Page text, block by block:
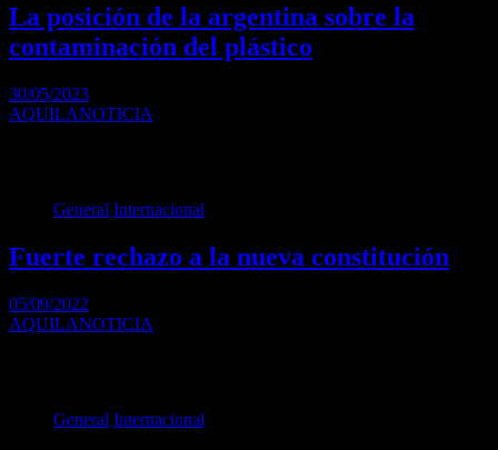
La posición de la argentina sobre la
contaminación del plástico
30/05/2023
AQUILANOTICIA
General Internacional
Fuerte rechazo a la nueva constitución
05/09/2022
AQUILANOTICIA
General Internacional